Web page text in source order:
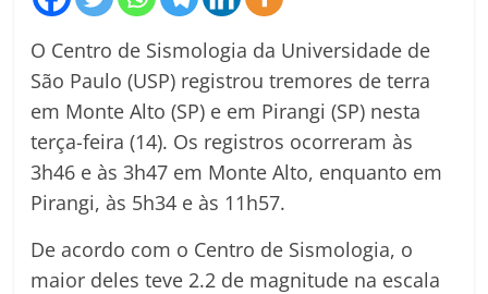
O Centro de Sismologia da Universidade de
São Paulo (USP) registrou tremores de terra
em Monte Alto (SP) e em Pirangi (SP) nesta
terça-feira (14). Os registros ocorreram às
3h46 e às 3h47 em Monte Alto, enquanto em
Pirangi, às 5h34 e às 11h57.
De acordo com o Centro de Sismologia, o
maior deles teve 2.2 de magnitude na escala